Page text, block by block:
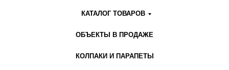
КАТАЛОГ ТОВАРОВ
ОБЪЕКТЫ В ПРОДАЖЕ
КОЛПАКИ И ПАРАПЕТЫ